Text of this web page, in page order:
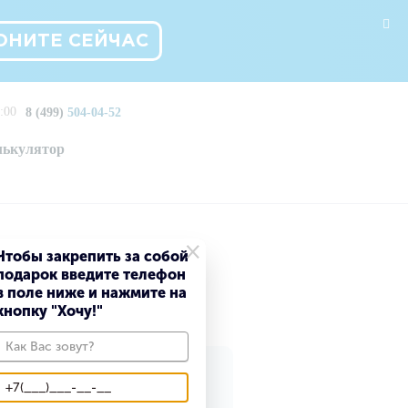
СЕЙЧАС
8 (499) 504-04-52
×
закрепить за собой
введите телефон
поле ниже и нажмите на
"Хочу!"